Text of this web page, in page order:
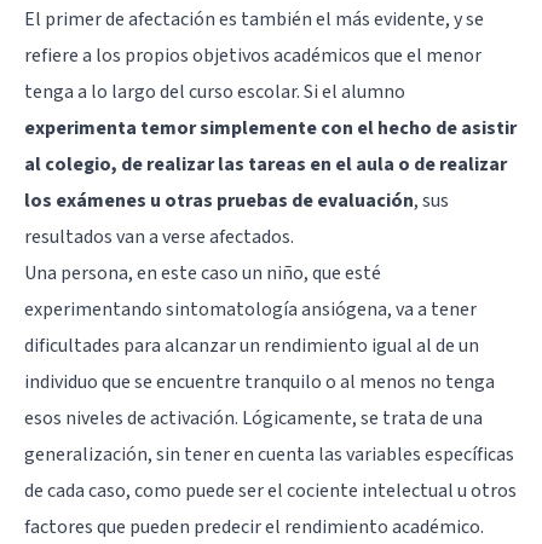
El primer de afectación es también el más evidente, y se
refiere a los propios objetivos académicos que el menor
tenga a lo largo del curso escolar. Si el alumno
experimenta temor simplemente con el hecho de asistir
al colegio, de realizar las tareas en el aula o de realizar
los exámenes u otras pruebas de evaluación, sus
resultados van a verse afectados.
Una persona, en este caso un niño, que esté
experimentando sintomatología ansiógena, va a tener
dificultades para alcanzar un rendimiento igual al de un
individuo que se encuentre tranquilo o al menos no tenga
esos niveles de activación. Lógicamente, se trata de una
generalización, sin tener en cuenta las variables específicas
de cada caso, como puede ser el cociente intelectual u otros
factores que pueden predecir el rendimiento académico.